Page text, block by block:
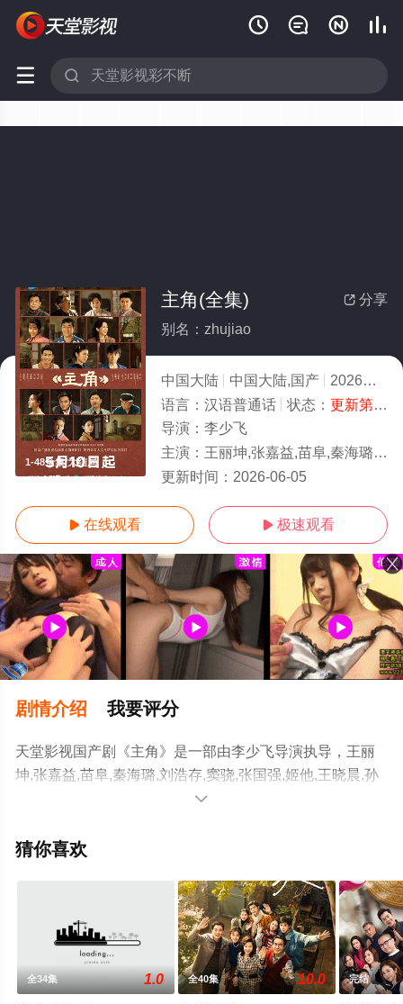
   
 
1-48全集/大结局
 分享
主角(全集)
别名：zhujiao
中国大陆 中国大陆,国产 2026
1.0
语言： 汉语普通话 状态： 更新第48集
导演： 李少飞
主演： 王丽坤,张嘉益,苗阜,秦海璐,刘浩存,窦骁,张国强,姬他,王晓晨,孙浩,李泽锋,扈
更新时间： 2026-06-05
 在线观看  极速观看
剧情介绍 我要评分
天堂影视国产剧《主角》是一部由李少飞导演执导，王丽
坤,张嘉益,苗阜,秦海璐,刘浩存,窦骁,张国强,姬他,王晓晨,孙
浩,李泽锋,扈耀之,王海燕,石文中,翟子路,韩沛颖等演员精彩
集），手机免费观看高清无删减完整版电视剧全集就上天

猜你喜欢
全34集 1.0 全40集 10.0 完结